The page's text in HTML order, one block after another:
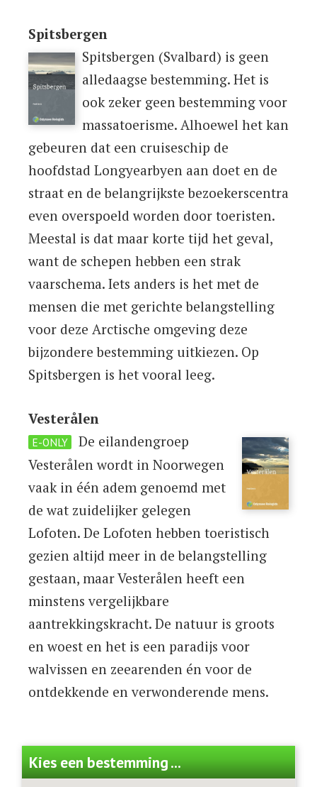
Kies een bestemming ...
Spitsbergen
Spitsbergen (Svalbard) is geen
alledaagse bestemming. Het is
ook zeker geen bestemming voor
massatoerisme. Alhoewel het kan
gebeuren dat een cruiseschip de
hoofdstad Longyearbyen aan doet en de
straat en de belangrijkste bezoekerscentra
even overspoeld worden door toeristen.
Meestal is dat maar korte tijd het geval,
want de schepen hebben een strak
vaarschema. Iets anders is het met de
mensen die met gerichte belangstelling
voor deze Arctische omgeving deze
bijzondere bestemming uitkiezen. Op
Spitsbergen is het vooral leeg.
Vesterålen
E-ONLY
De eilandengroep
Vesterålen wordt in Noorwegen
vaak in één adem genoemd met
de wat zuidelijker gelegen
Lofoten. De Lofoten hebben toeristisch
gezien altijd meer in de belangstelling
gestaan, maar Vesterålen heeft een
minstens vergelijkbare
aantrekkingskracht. De natuur is groots
en woest en het is een paradijs voor
walvissen en zeearenden én voor de
ontdekkende en verwonderende mens.